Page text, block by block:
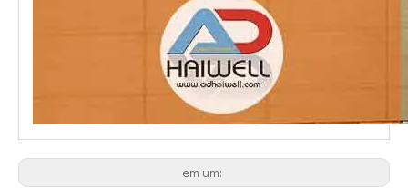
em um: